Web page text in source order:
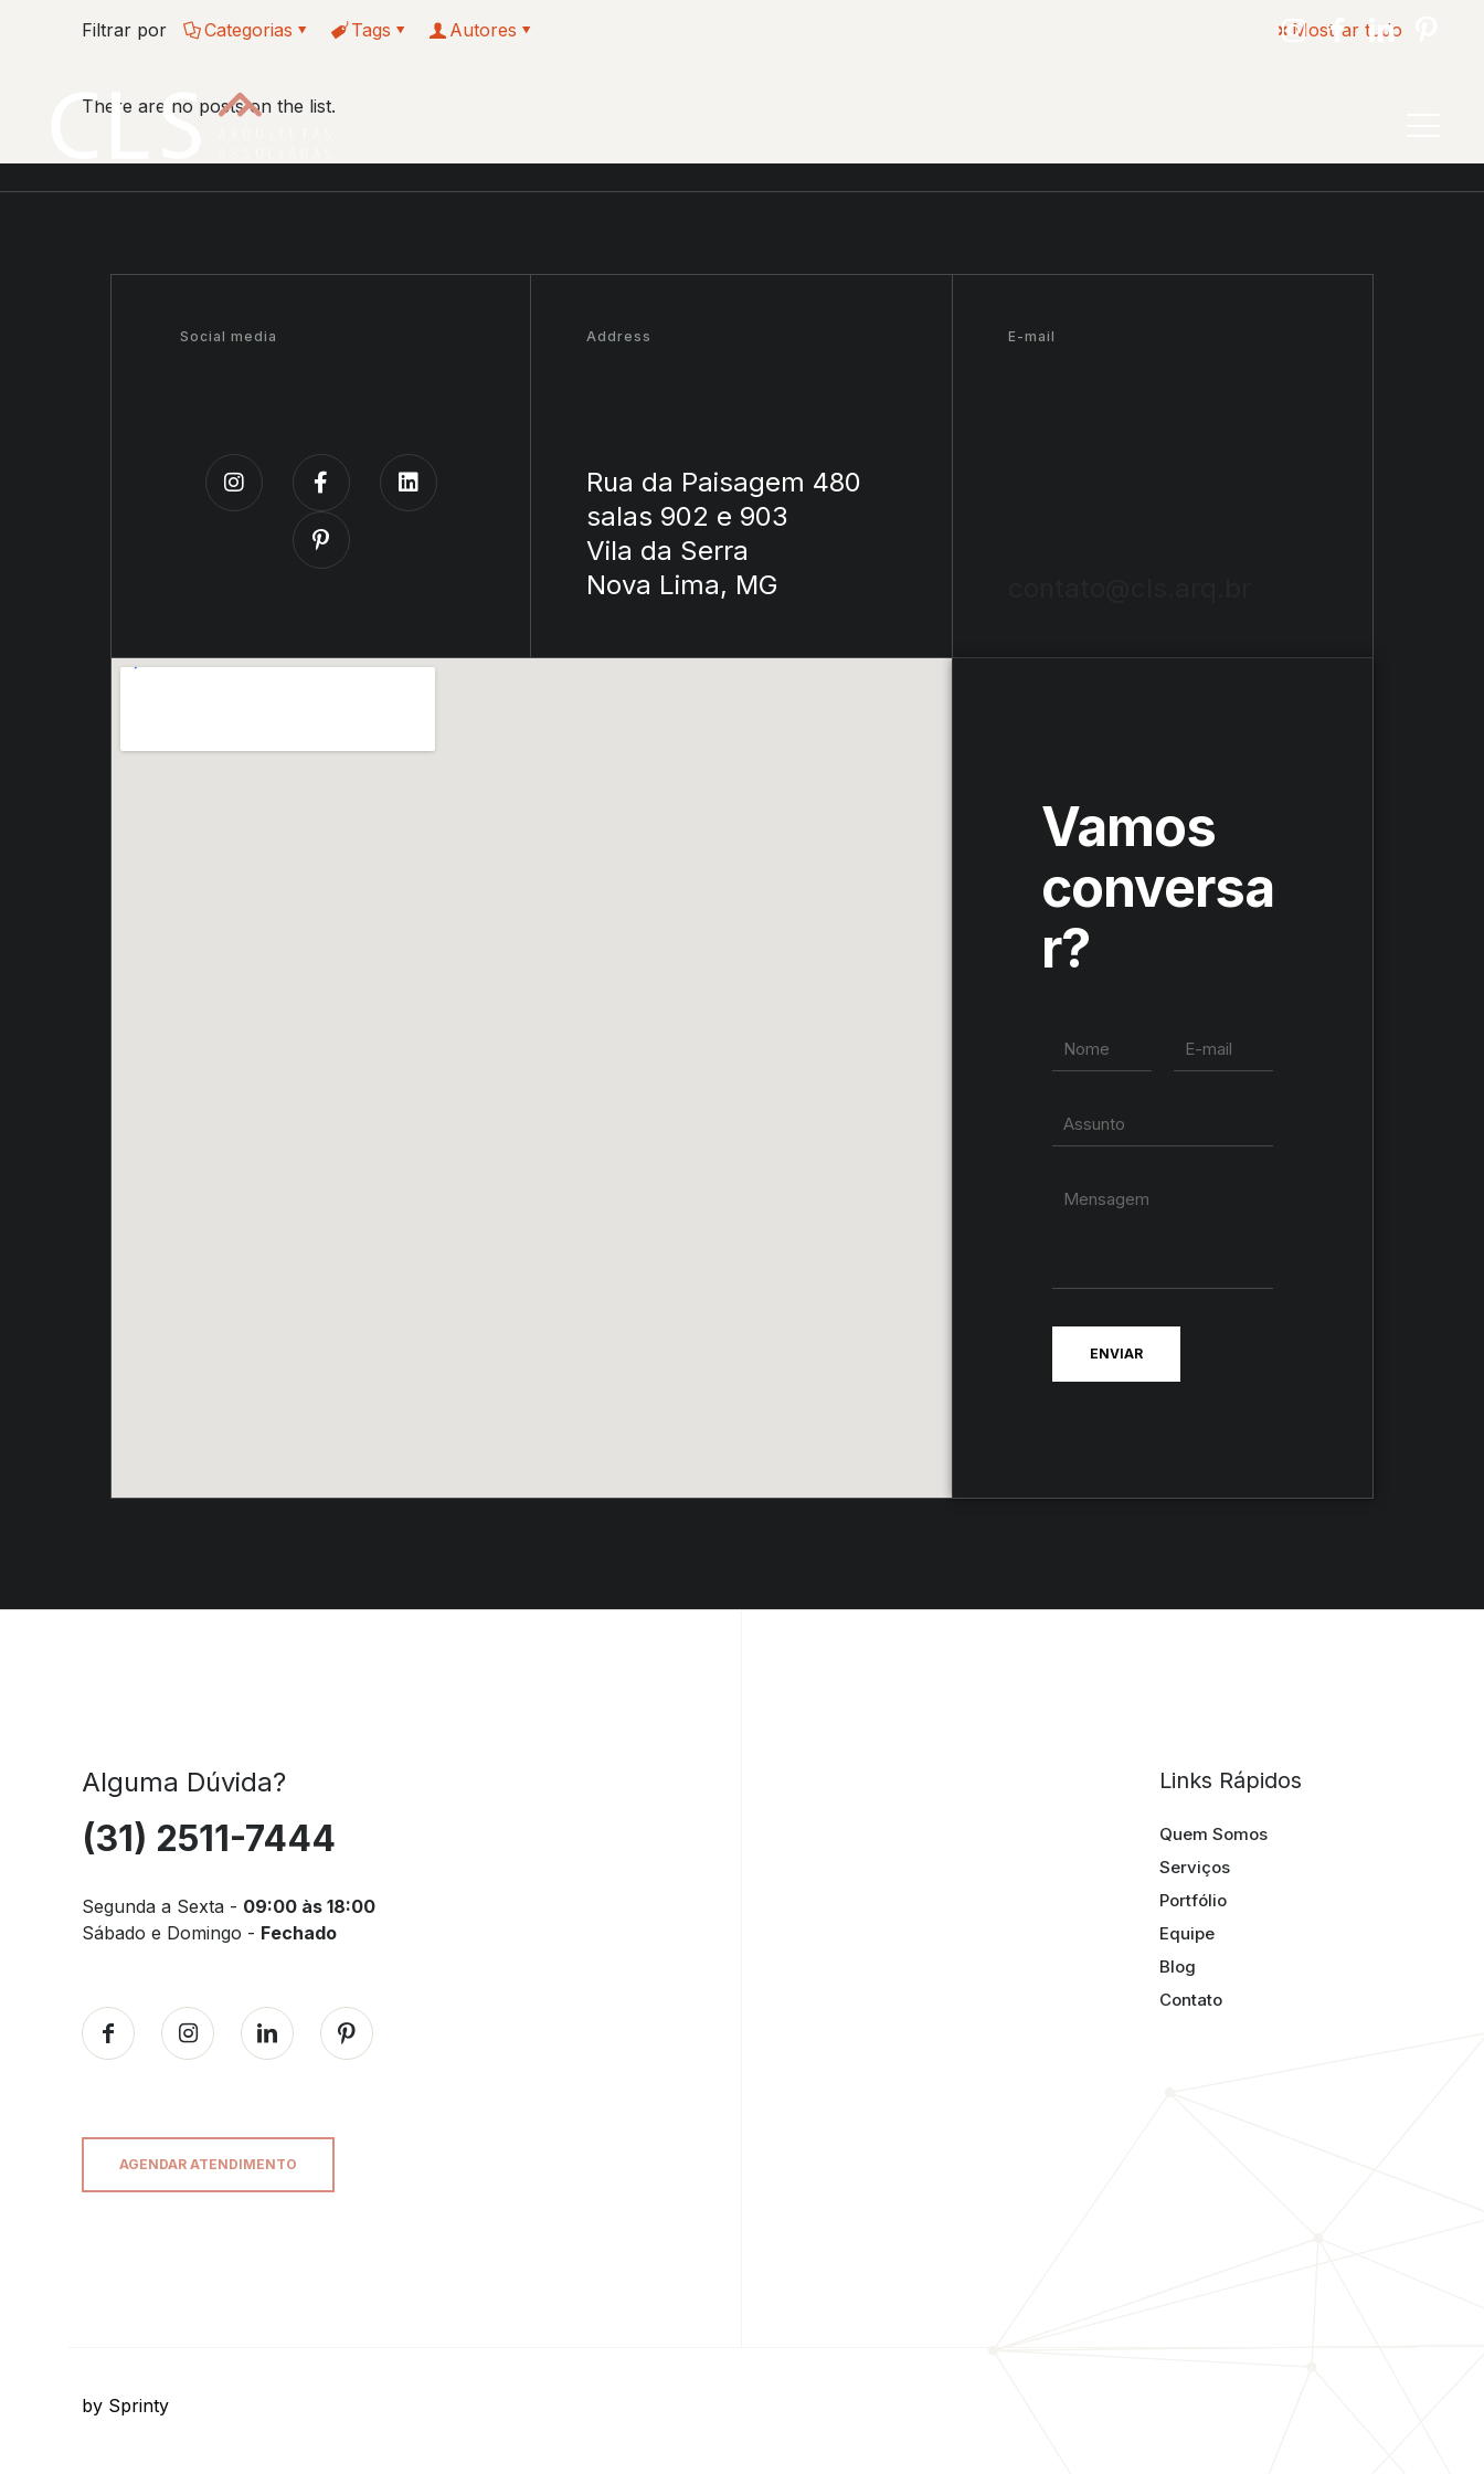
Filtrar por Categorias Tags Autores Mostrar tudo
There are no posts on the list.
Social media Address
Rua da Paisagem 480
salas 902 e 903
Vila da Serra
Nova Lima, MG
E-mail
Vamos
conversa
r?
Alguma Dúvida?
(31) 2511-7444
Segunda a Sexta - 09:00 às 18:00
Sábado e Domingo - Fechado
AGENDAR ATENDIMENTO
Links Rápidos
Quem Somos
Serviços
Portfólio
Equipe
Blog
Contato
by Sprinty